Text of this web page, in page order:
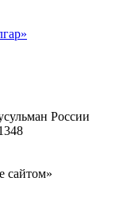
России
сайтом»